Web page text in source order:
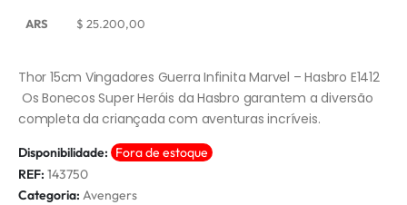
ARS $ 25.200,00
Thor 15cm Vingadores Guerra Infinita Marvel – Hasbro E1412
Os Bonecos Super Heróis da Hasbro garantem a diversão
completa da criançada com aventuras incríveis.
Disponibilidade: Fora de estoque
REF: 143750
Categoria: Avengers